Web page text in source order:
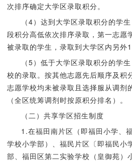
次排序确定大学区录取积分。
（4）达到大学区录取积分的学
段积分高低依次排序录取，第一志愿
被录取的学生，录取到大学区内另外1
（5）低于大学区录取积分的学
校的录取。按其他志愿先后顺序及积
志愿学校均未被录取且选择服从调剂
（全区统筹调剂时按原积分排名）。
（二）共享学区招生制度
1.在福田南片区（即福田小学、
学校小学部）、福民片区〔即福民小
部、福田区第二实验学校（皇御苑）